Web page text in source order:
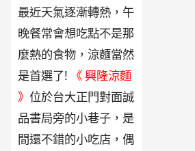
最近天氣逐漸轉熱，午
晚餐常會想吃點不是那
麼熱的食物，涼麵當然
是首選了!
《 興隆涼麵
》位於台大正門對面誠
品書局旁的小巷子，是
間還不錯的小吃店，偶